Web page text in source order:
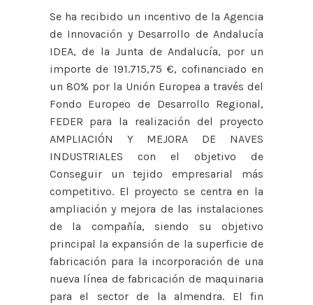
Se ha recibido un incentivo de la Agencia
de Innovación y Desarrollo de Andalucía
IDEA, de la Junta de Andalucía, por un
importe de 191.715,75 €, cofinanciado en
un 80% por la Unión Europea a través del
Fondo Europeo de Desarrollo Regional,
FEDER para la realización del proyecto
AMPLIACIÓN Y MEJORA DE NAVES
INDUSTRIALES con el objetivo de
Conseguir un tejido empresarial más
competitivo. El proyecto se centra en la
ampliación y mejora de las instalaciones
de la compañía, siendo su objetivo
principal la expansión de la superficie de
fabricación para la incorporación de una
nueva línea de fabricación de maquinaria
para el sector de la almendra. El fin